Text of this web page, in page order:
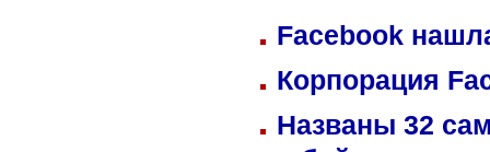
Facebook
Корпорация
Названы 32